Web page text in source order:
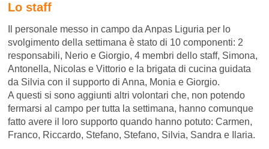
Lo staff
Il personale messo in campo da Anpas Liguria per lo
svolgimento della settimana è stato di 10 componenti: 2
responsabili, Nerio e Giorgio, 4 membri dello staff, Simona,
Antonella, Nicolas e Vittorio e la brigata di cucina guidata
da Silvia con il supporto di Anna, Monia e Giorgio.
A questi si sono aggiunti altri volontari che, non potendo
fermarsi al campo per tutta la settimana, hanno comunque
fatto avere il loro supporto quando hanno potuto: Carmen,
Franco, Riccardo, Stefano, Stefano, Silvia, Sandra e Ilaria.